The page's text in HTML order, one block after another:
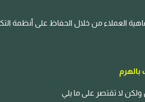
العملاء من خلال الحفاظ على أنظمة
لا تقتصر على ما يلي